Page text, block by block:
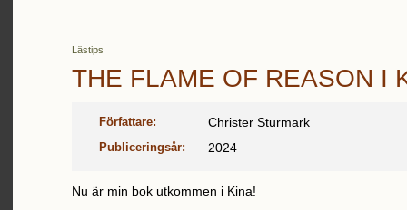
Lästips
THE FLAME OF REASON I
Författare: Christer Sturmark
Publiceringsår: 2024
Nu är min bok utkommen i Kina!